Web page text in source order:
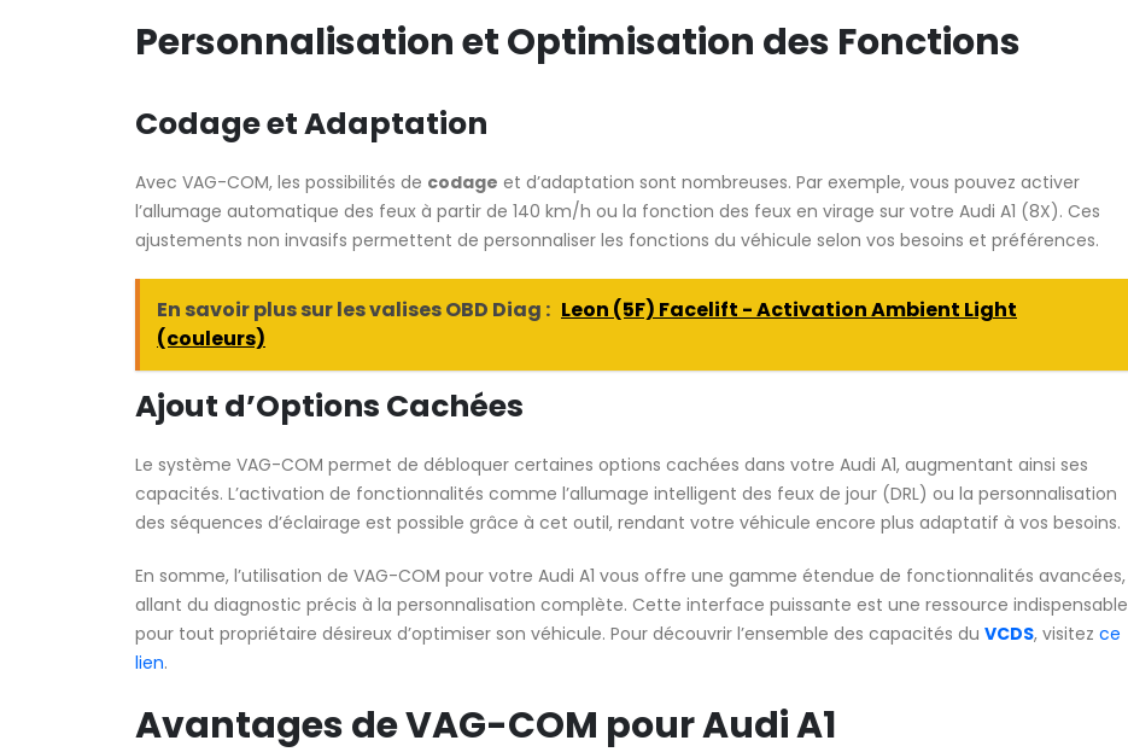
Personnalisation et Optimisation des Fonctions
Codage et Adaptation
Avec VAG-COM, les possibilités de codage et d’adaptation sont nombreuses. Par exemple, vous pouvez activer
l’allumage automatique des feux à partir de 140 km/h ou la fonction des feux en virage sur votre Audi A1 (8X). Ces
ajustements non invasifs permettent de personnaliser les fonctions du véhicule selon vos besoins et préférences.
En savoir plus sur les valises OBD Diag : Leon (5F) Facelift - Activation Ambient Light
(couleurs)
Ajout d’Options Cachées
Le système VAG-COM permet de débloquer certaines options cachées dans votre Audi A1, augmentant ainsi ses
capacités. L’activation de fonctionnalités comme l’allumage intelligent des feux de jour (DRL) ou la personnalisation
des séquences d’éclairage est possible grâce à cet outil, rendant votre véhicule encore plus adaptatif à vos besoins.
En somme, l’utilisation de VAG-COM pour votre Audi A1 vous offre une gamme étendue de fonctionnalités avancées,
allant du diagnostic précis à la personnalisation complète. Cette interface puissante est une ressource indispensable
pour tout propriétaire désireux d’optimiser son véhicule. Pour découvrir l’ensemble des capacités du VCDS, visitez ce
lien.
Avantages de VAG-COM pour Audi A1